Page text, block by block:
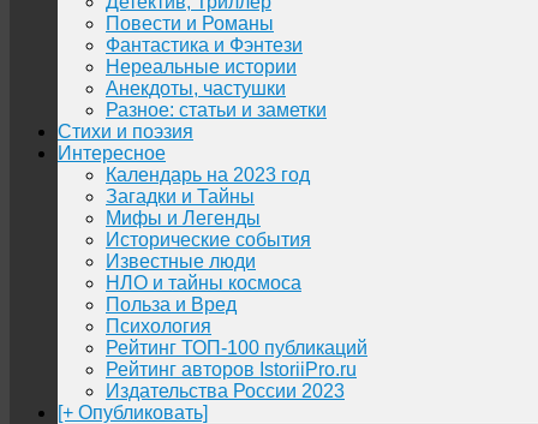
Повести и Романы
Фантастика и Фэнтези
Нереальные истории
Анекдоты, частушки
Разное: статьи и заметки
Стихи и поэзия
Интересное
Календарь на 2023 год
Загадки и Тайны
Мифы и Легенды
Исторические события
Известные люди
НЛО и тайны космоса
Польза и Вред
Психология
Рейтинг ТОП-100 публикаций
Рейтинг авторов IstoriiPro.ru
Издательства России 2023
[+ Опубликовать]